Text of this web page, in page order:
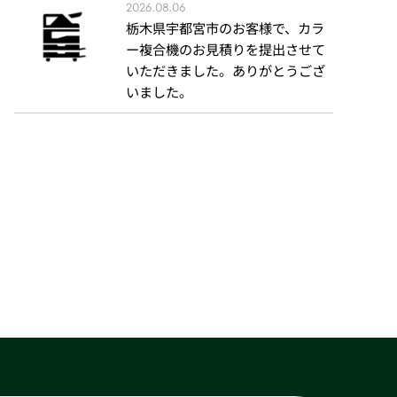
2026.08.06
栃木県宇都宮市のお客様で、カラ
ー複合機のお見積りを提出させて
いただきました。ありがとうござ
いました。